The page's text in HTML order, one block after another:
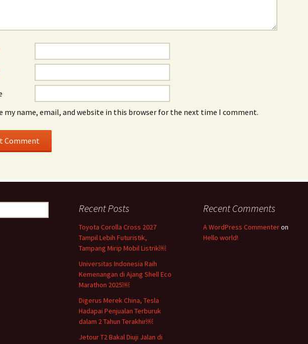
my name, email, and website in this browser for the next time I comment.
Recent Posts
Toyota Corolla Cross 2027
Tampil Lebih Futuristik,
Tampang Mirip Mobil Listrik￼
Universitas Indonesia Raih
Kemenangan di Ajang Shell Eco
Marathon 2025￼
Digerus Merek China, Tesla
Hadapai Penjualan Terburuk
dalam 2 Tahun Terakhir￼
Jetour T2 Bakal Diuji Jalan di
Recent Comments
A WordPress Commenteron
Hello world!